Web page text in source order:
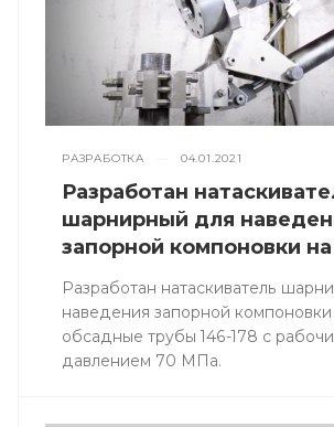
РАЗРАБОТКА 04.01.2021
Разработан
шарнирный для
запорной компоновки
Разработан натаскиватель
наведения запорной компоновки
обсадные трубы 146-178 с
давлением 70 МПа.